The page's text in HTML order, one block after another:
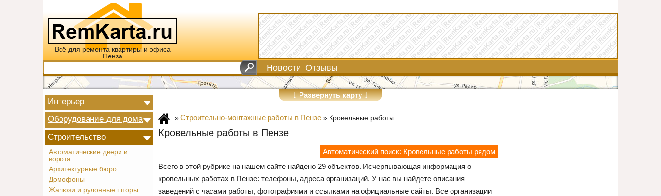
Всё для ремонта квартиры и офиса
Пенза
Новости Отзывы
↓Развернуть карту↓
Интерьер
Оборудование для дома
Строительство
Автоматические двери и
ворота
Архитектурные бюро
Домофоны
Жалюзи и рулонные шторы
» Строительно-монтажные работы в Пензе » Кровельные работы
Кровельные работы в Пензе
Автоматический поиск: Кровельные работы рядом
Всего в этой рубрике на нашем сайте найдено 29 объектов. Исчерпывающая информация о
кровельных работах в Пензе: телефоны, адреса организаций. У нас вы найдете описания
заведений с часами работы, фотографиями и ссылками на официальные сайты. Все организации